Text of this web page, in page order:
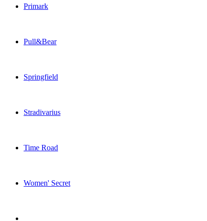
Primark
Pull&Bear
Springfield
Stradivarius
Time Road
Women' Secret